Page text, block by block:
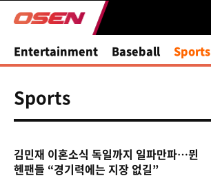
Entertainment Baseball Sports
Sports
김민재 이혼소식 독일까지 일파만파…뮌
헨팬들 “경기력에는 지장 없길”